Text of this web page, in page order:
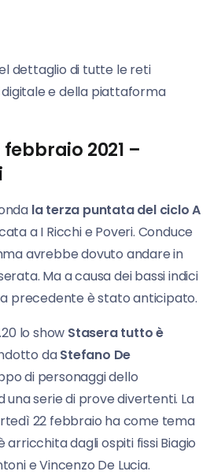
dettaglio di tutte le reti
e della piattaforma
2021 –
la terza puntata del ciclo A
a I Ricchi e Poveri. Conduce
avrebbe dovuto andare in
Ma a causa dei bassi indici
precedente è stato anticipato.
lo show Stasera tutto è
daStefano De
di personaggi dello
serie di prove divertenti. La
22 febbraio ha come tema
arricchita dagli ospiti fissi Biagio
e Vincenzo De Lucia.